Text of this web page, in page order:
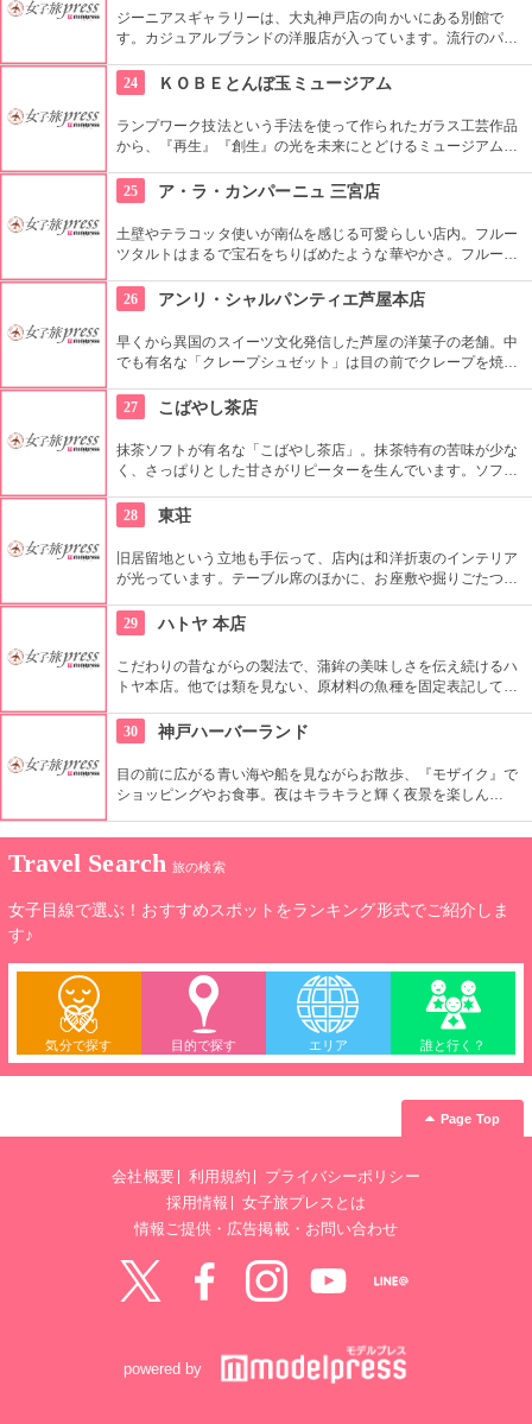
ジーニアスギャラリーは、大丸神戸店の向かいにある別館で
す。カジュアルブランドの洋服店が入っています。流行のパン
イトアップされ、旧居留地の街に映えています。
24 ＫＯＢＥとんぼ玉ミュージアム
ランプワーク技法という手法を使って作られたガラス工芸作品
から、『再生』『創生』の光を未来にとどけるミュージアム
てほしいという思いで、とんぼ玉製作体験は、だれでもオリジ
ナルのかわいいとんぼ玉が作れるとあって、家族連れのお客様
も多いそう。
25 ア・ラ・カンパーニュ 三宮店
土壁やテラコッタ使いが南仏を感じる可愛らしい店内。フルー
ツタルトはまるで宝石をちりばめたような華やかさ。フルーツ
が絶妙な美味しさ。タルト生地は工夫が凝らされ最後までサク
サクッ！
26 アンリ・シャルパンティエ芦屋本店
早くから異国のスイーツ文化発信した芦屋の洋菓子の老舗。中
でも有名な「クレープシュゼット」は目の前でクレープを焼い
27
こばやし茶店
抹茶ソフトが有名な「こばやし茶店」。抹茶特有の苦味が少な
く、さっぱりとした甘さがリピーターを生んでいます。ソフト
ます。暑い日にはグリーンティーもおすすめ。
28 東荘
旧居留地という立地も手伝って、店内は和洋折衷のインテリア
が光っています。テーブル席のほかに、お座敷や掘りごたつ席
出しつつリラックスしたいというときに。
29 ハトヤ 本店
こだわりの昔ながらの製法で、蒲鉾の美味しさを伝え続けるハ
トヤ本店。他では類を見ない、原材料の魚種を固定表記してい
鉾作りが体験できる教室がある他、工場見学もできます！
30 神戸ハーバーランド
目の前に広がる青い海や船を見ながらお散歩、『モザイク』で
ショッピングやお食事。夜はキラキラと輝く夜景を楽しん
せんが、初めての神戸で、観光をまだ体験していない方はぜ
Travel Search 旅の検索
女子目線で選ぶ！おすすめスポットをランキング形式でご紹介しま
す♪
気分で探す 目的で探す エリア 誰と行く？
Page Top
会社概要 利用規約
プライバシーポリシー
採用情報
女子旅プレスとは
情報ご提供・広告掲載・お問い合わせ
powered by